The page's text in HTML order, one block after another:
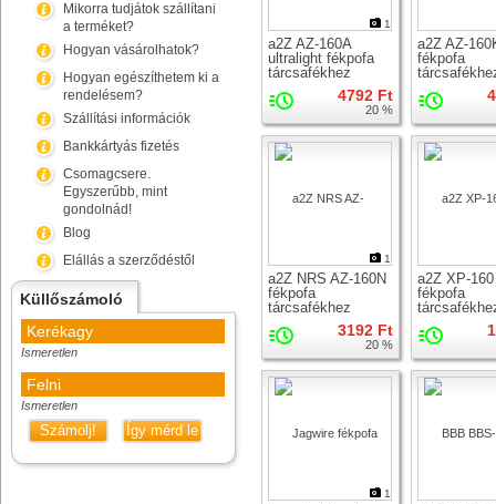
Mikorra tudjátok szállítani
a terméket?
Hogyan vásárolhatok?
Hogyan egészíthetem ki a
rendelésem?
Szállítási információk
Bankkártyás fizetés
Csomagcsere.
Egyszerűbb, mint
gondolnád!
Blog
Elállás a szerződéstől
Küllőszámoló
Kerékagy
Ismeretlen
Felni
Ismeretlen
Számolj! Így mérd le
1
a2Z AZ-160A
ultralight fékpofa
tárcsafékhez
4792 Ft
20 %
a2Z AZ-
fékpofa
1
a2Z NRS AZ-160N
fékpofa
tárcsafékhez
3192 Ft
20 %
a2Z XP-160
fékpofa
1